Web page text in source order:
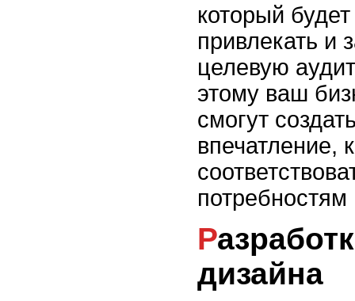
который
привлекать и
целевую
этому ваш
смогут
впечатление,
Разработка концепции
дизайна